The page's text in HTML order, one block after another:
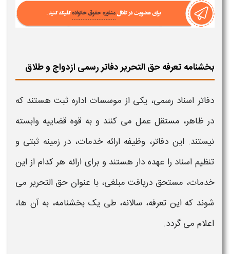
بخشنامه تعرفه حق التحریر دفاتر رسمی ازدواج و طلاق
دفاتر اسناد رسمی، یکی از موسسات اداره ثبت هستند که
در ظاهر، مستقل عمل می کنند و به قوه قضاییه وابسته
نیستند. این دفاتر، وظیفه ارائه خدمات، در زمینه ثبتی و
تنظیم اسناد را عهده دار هستند و برای ارائه هر کدام از این
خدمات، مستحق دریافت مبلغی، با عنوان حق التحریر می
شوند که این تعرفه، سالانه، طی یک بخشنامه، به آن ها،
اعلام می گردد.